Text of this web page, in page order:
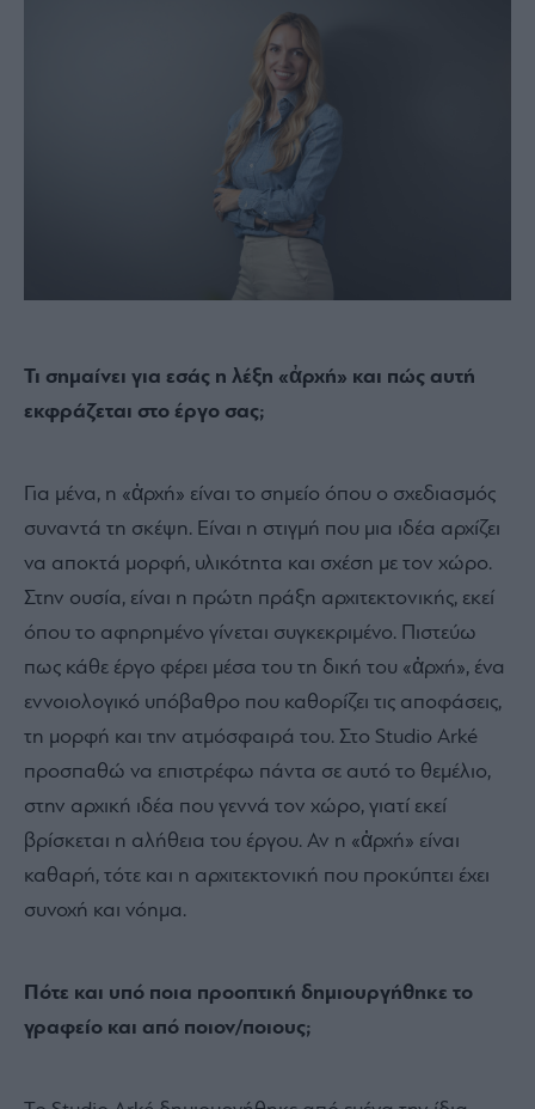
Τι σημαίνει για εσάς η λέξη «ἀρχή» και πώς αυτή
εκφράζεται στο έργο σας;
Για μένα, η «ἀρχή» είναι το σημείο όπου ο σχεδιασμός
συναντά τη σκέψη. Είναι η στιγμή που μια ιδέα αρχίζει
να αποκτά μορφή, υλικότητα και σχέση με τον χώρο.
Στην ουσία, είναι η πρώτη πράξη αρχιτεκτονικής, εκεί
όπου το αφηρημένο γίνεται συγκεκριμένο. Πιστεύω
πως κάθε έργο φέρει μέσα του τη δική του «ἀρχή», ένα
εννοιολογικό υπόβαθρο που καθορίζει τις αποφάσεις,
τη μορφή και την ατμόσφαιρά του. Στο Studio Arké
προσπαθώ να επιστρέφω πάντα σε αυτό το θεμέλιο,
στην αρχική ιδέα που γεννά τον χώρο, γιατί εκεί
βρίσκεται η αλήθεια του έργου. Αν η «ἀρχή» είναι
καθαρή, τότε και η αρχιτεκτονική που προκύπτει έχει
συνοχή και νόημα.
Πότε και υπό ποια προοπτική δημιουργήθηκε το
γραφείο και από ποιον/ποιους;